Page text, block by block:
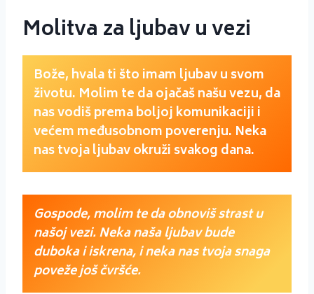
Molitva za ljubav u vezi
Bože, hvala ti što imam ljubav u svom
životu. Molim te da ojačaš našu vezu, da
nas vodiš prema boljoj komunikaciji i
većem međusobnom poverenju. Neka
nas tvoja ljubav okruži svakog dana.
Gospode, molim te da obnoviš strast u
našoj vezi. Neka naša ljubav bude
duboka i iskrena, i neka nas tvoja snaga
poveže još čvršće.